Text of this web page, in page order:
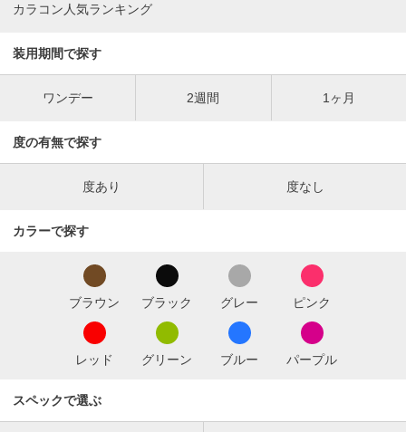
カラコン人気ランキング
装用期間で探す
ワンデー 2週間 1ヶ月
度の有無で探す
度あり 度なし
カラーで探す
ブラウン ブラック グレー ピンク
レッド グリーン ブルー パープル
スペックで選ぶ